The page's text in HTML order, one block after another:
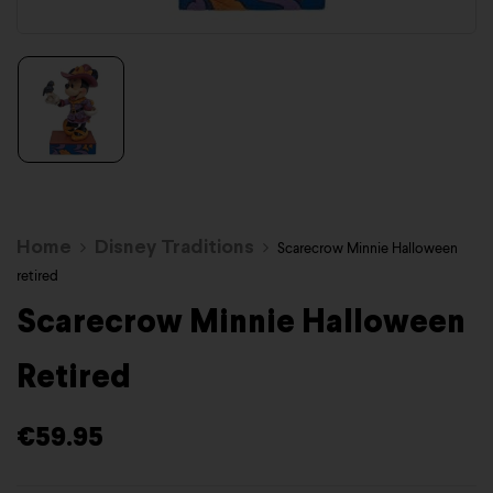
Home Disney Traditions
Scarecrow Minnie Halloween
retired
Scarecrow Minnie Halloween
Retired
€59.95